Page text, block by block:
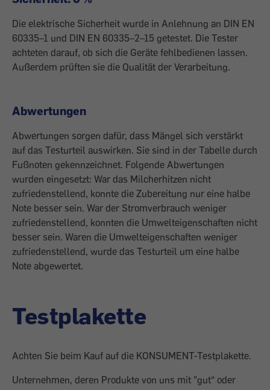
Die elektrische Sicherheit wurde in Anlehnung an DIN EN
60335–1 und DIN EN 60335–2–15 getestet. Die Tester
achteten darauf, ob sich die Geräte fehlbedienen lassen.
Außerdem prüften sie die Qualität der Verarbeitung.
Abwertungen
Abwertungen sorgen dafür, dass Mängel sich verstärkt
auf das Testurteil auswirken. Sie sind in der Tabelle durch
Fußnoten gekennzeichnet. Folgende Abwertungen
wurden eingesetzt: War das Milcherhitzen nicht
zufriedenstellend, konnte die Zubereitung nur eine halbe
Note besser sein. War der Stromverbrauch weniger
zufriedenstellend, konnten die Umwelteigenschaften nicht
besser sein. Waren die Umwelteigenschaften weniger
zufriedenstellend, wurde das Testurteil um eine halbe
Note abgewertet.
Testplakette
Achten Sie beim Kauf auf die KONSUMENT-Testplakette.
Unternehmen, deren Produkte von uns mit "gut“ oder